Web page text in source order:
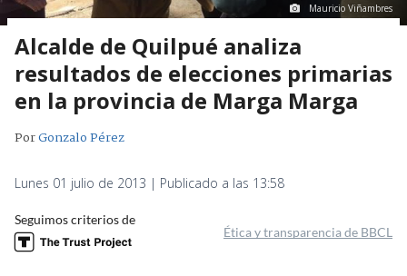
Mauricio Viñambres
Alcalde de Quilpué analiza
resultados de elecciones primarias
en la provincia de Marga Marga
PorGonzalo Pérez
Lunes 01 julio de 2013 | Publicado a las 13:58
Seguimos criterios de
Ética y transparencia de BBCL